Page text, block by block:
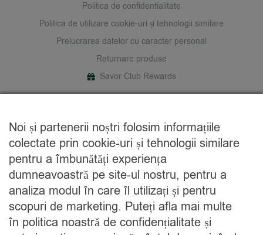
Politica de confidentialitate
Politica de utilizare cookie-uri și tehnologii similare
Prelucrarea datelor cu caracter personal
Returnare produse
Savor Club Rewards
Cine suntem
Blog
Contact
CATEGORII
Condimente
Noi și partenerii noștri folosim informațiile
colectate prin cookie-uri și tehnologii similare
pentru a îmbunătăți experiența
dumneavoastră pe site-ul nostru, pentru a
analiza modul în care îl utilizați și pentru
scopuri de marketing. Puteți afla mai multe
în politica noastră de confidențialitate și